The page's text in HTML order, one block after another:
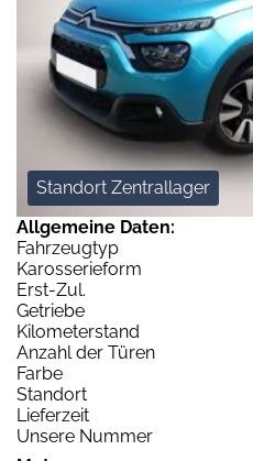
Standort Zentrallager
Allgemeine Daten:
Fahrzeugtyp
Karosserieform
Erst-Zul.
Getriebe
Kilometerstand
Anzahl der Türen
Farbe
Standort
Lieferzeit
Unsere Nummer